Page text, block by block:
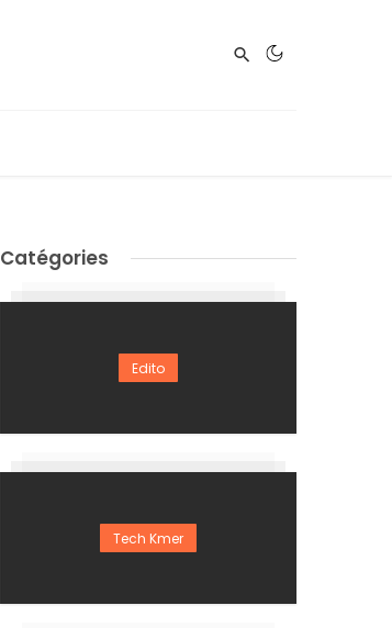
Catégories
Edito
Tech Kmer